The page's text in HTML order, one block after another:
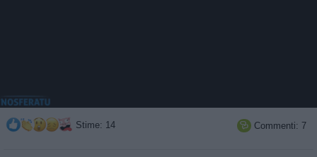
Stime: 14  Commenti: 7